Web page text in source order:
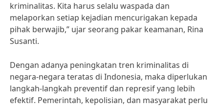
kriminalitas. Kita harus selalu waspada dan
melaporkan setiap kejadian mencurigakan kepada
pihak berwajib,” ujar seorang pakar keamanan, Rina
Susanti.
Dengan adanya peningkatan tren kriminalitas di
negara-negara teratas di Indonesia, maka diperlukan
langkah-langkah preventif dan represif yang lebih
efektif. Pemerintah, kepolisian, dan masyarakat perlu